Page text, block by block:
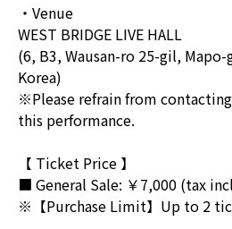
・Venue
WEST BRIDGE LIVE HALL
(6, B3, Wausan-ro 25-gil,
Korea)
※Please refrain from
this performance.
【 Ticket Price 】
■ General Sale: ￥7,000 (tax
※【Purchase Limit】Up to 2